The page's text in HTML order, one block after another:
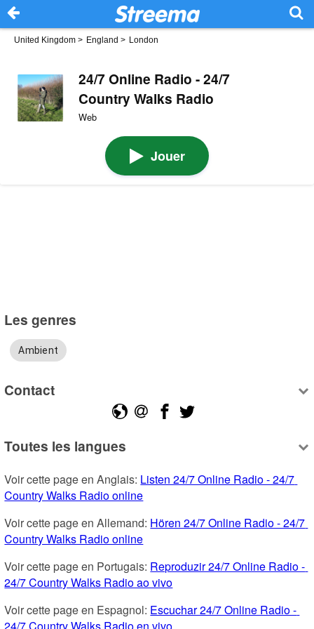
United Kingdom > England > London
24/7 Online Radio - 24/7
Country Walks Radio
Web
Jouer
Les genres
Ambient
Contact
Toutes les langues
Voir cette page en Anglais: Listen 24/7 Online Radio - 24/7
Country Walks Radio online
Voir cette page en Allemand: Hören 24/7 Online Radio - 24/7
Country Walks Radio online
Voir cette page en Portugais: Reproduzir 24/7 Online Radio -
24/7 Country Walks Radio ao vivo
Voir cette page en Espagnol: Escuchar 24/7 Online Radio -
24/7 Country Walks Radio en vivo